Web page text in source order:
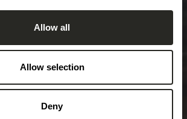
Allow all
Allow selection
Deny